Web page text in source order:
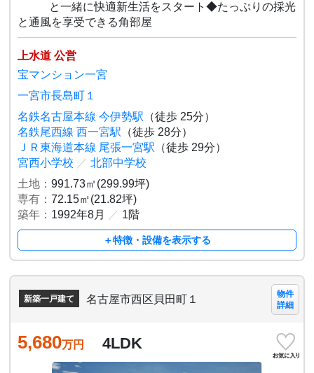
と一緒に快適新生活をスタート◆たっぷりの採光
と通風を享受できる角部屋
上水道 公営
宝マンション一宮
一宮市長島町１
名鉄名古屋本線 今伊勢駅 （徒歩 25分）
名鉄尾西線 西一宮駅 （徒歩 28分）
ＪＲ東海道本線 尾張一宮駅 （徒歩 29分）
宮西小学校 ／ 北部中学校
土地：991.73㎡(299.99坪)
専有：72.15㎡(21.82坪)
築年： 1992年8月 ／ 1階
＋特徴・設備を表示する
新築一戸建て 名古屋市西区貝田町１
物件
詳細
5,680万円 4LDK